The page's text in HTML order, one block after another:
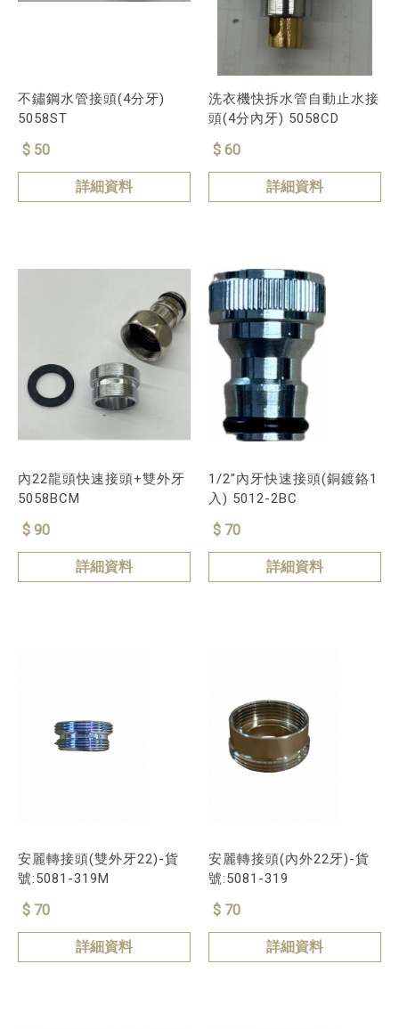
不鏽鋼水管接頭(4分牙)
5058ST
$ 50
詳細資料
洗衣機快拆水管自動止水接
頭(4分內牙) 5058CD
$ 60
詳細資料
內22龍頭快速接頭+雙外牙
5058BCM
$ 90
詳細資料
1/2"內牙快速接頭(銅鍍鉻1
入) 5012-2BC
$ 70
詳細資料
安麗轉接頭(雙外牙22)-貨
號:5081-319M
$ 70
詳細資料
安麗轉接頭(內外22牙)-貨
號:5081-319
$ 70
詳細資料